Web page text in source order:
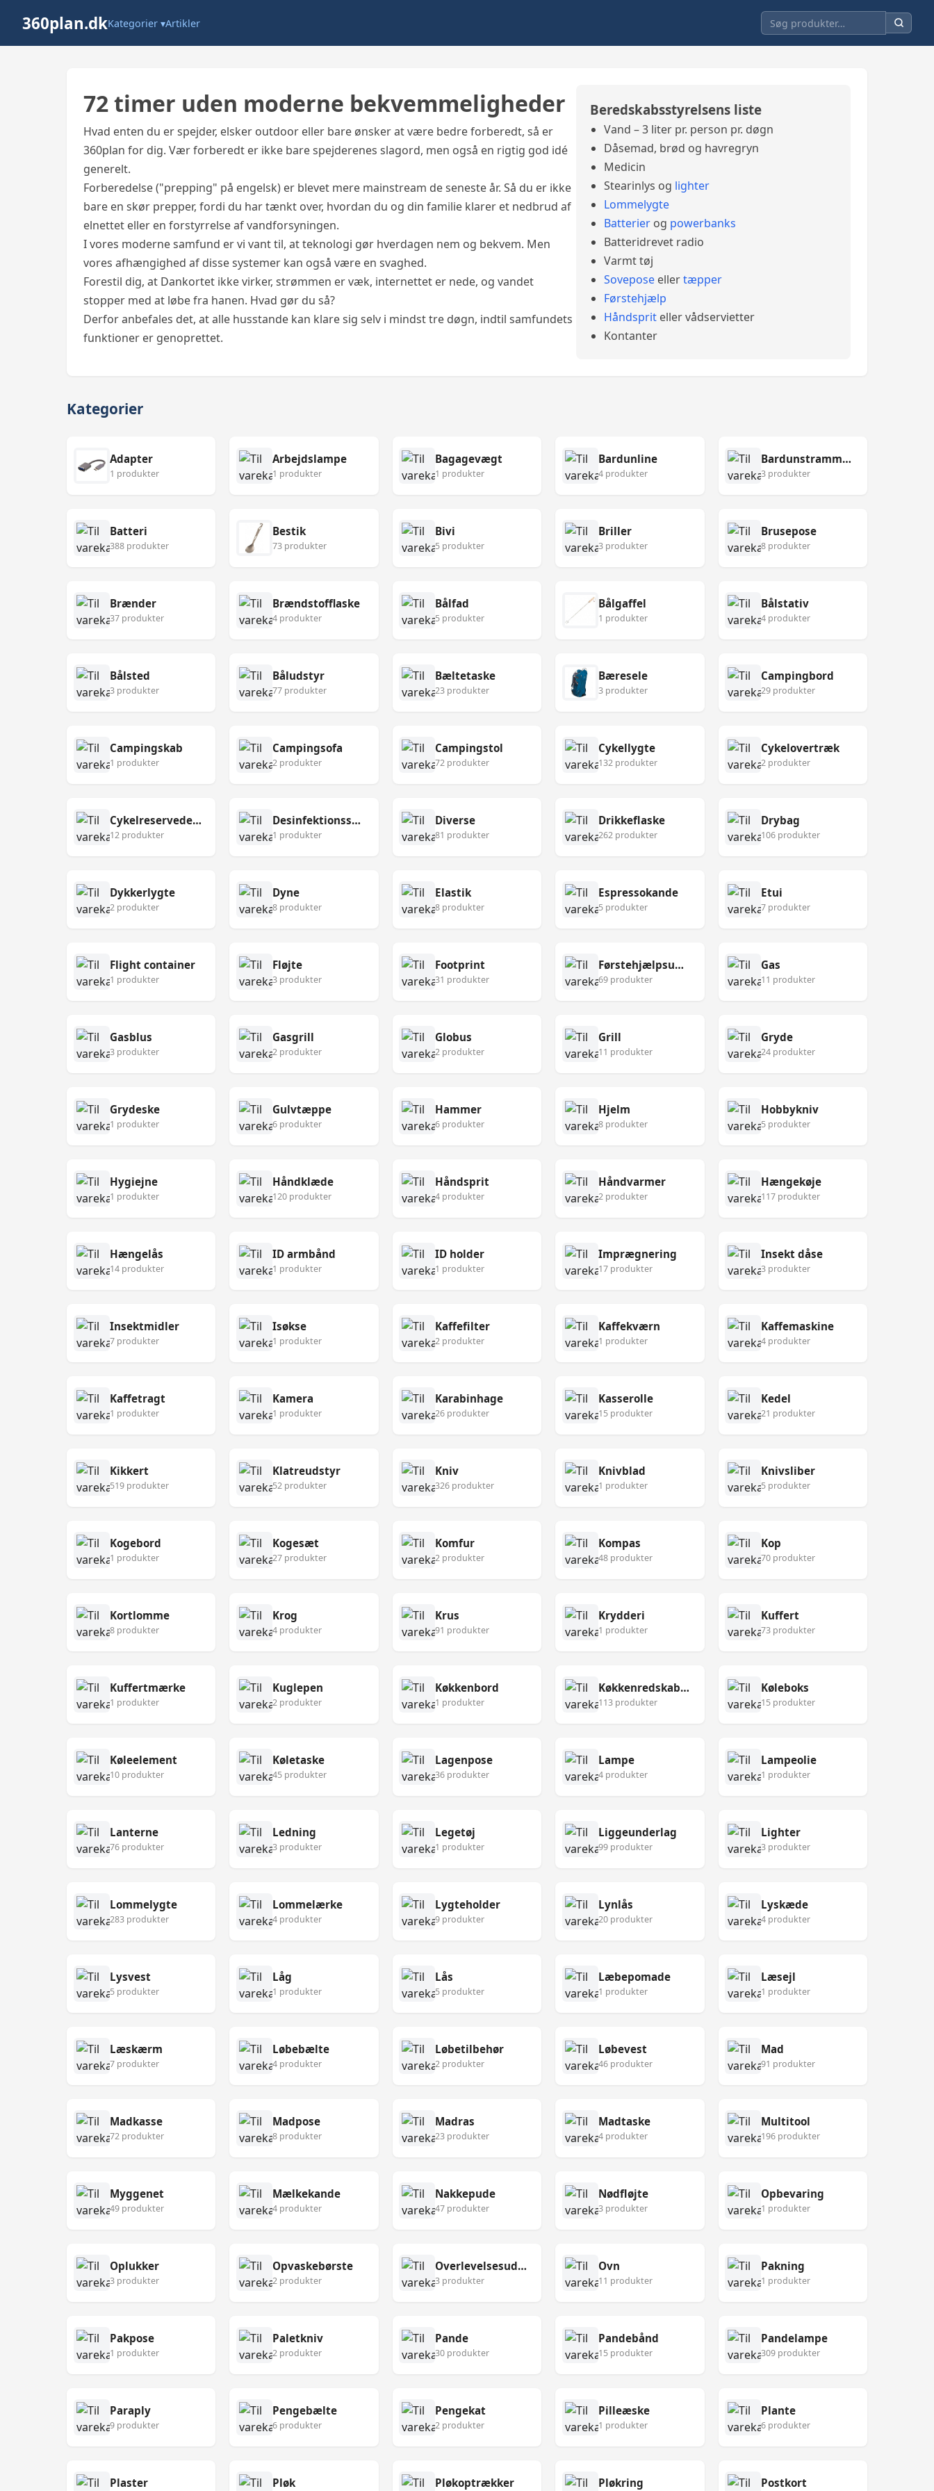
360plan.dkKategorier ▾Artikler
72 timer uden moderne bekvemmeligheder
Hvad enten du er spejder, elsker outdoor eller bare ønsker at være bedre forberedt, så er
360plan for dig. Vær forberedt er ikke bare spejderenes slagord, men også en rigtig god idé
generelt.
Forberedelse ("prepping" på engelsk) er blevet mere mainstream de seneste år. Så du er ikke
bare en skør prepper, fordi du har tænkt over, hvordan du og din familie klarer et nedbrud af
elnettet eller en forstyrrelse af vandforsyningen.
I vores moderne samfund er vi vant til, at teknologi gør hverdagen nem og bekvem. Men
vores afhængighed af disse systemer kan også være en svaghed.
Forestil dig, at Dankortet ikke virker, strømmen er væk, internettet er nede, og vandet
stopper med at løbe fra hanen. Hvad gør du så?
Derfor anbefales det, at alle husstande kan klare sig selv i mindst tre døgn, indtil samfundets
funktioner er genoprettet.
Beredskabsstyrelsens liste
Vand – 3 liter pr. person pr. døgn
Dåsemad, brød og havregryn
Medicin
Stearinlys og lighter
Lommelygte
Batterier og powerbanks
Batteridrevet radio
Varmt tøj
Sovepose ellertæpper
Førstehjælp
Håndsprit eller vådservietter
Kontanter
Kategorier
Adapter
1 produkter
Arbejdslampe
1 produkter
Bagagevægt
1 produkter
Bardunline
4 produkter
Bardunstrammer
3 produkter
Batteri
388 produkter
Bestik
73 produkter
Bivi
5 produkter
Briller
3 produkter
Brusepose
8 produkter
Brænder
37 produkter
Brændstofflaske
4 produkter
Bålfad
5 produkter
Bålgaffel
1 produkter
Bålstativ
4 produkter
Bålsted
3 produkter
Båludstyr
77 produkter
Bæltetaske
23 produkter
Bæresele
3 produkter
Campingbord
29 produkter
Campingskab
1 produkter
Campingsofa
2 produkter
Campingstol
72 produkter
Cykellygte
132 produkter
Cykelovertræk
2 produkter
Cykelreservedele
12 produkter
Desinfektionsservietter
1 produkter
Diverse
81 produkter
Drikkeflaske
262 produkter
Drybag
106 produkter
Dykkerlygte
2 produkter
Dyne
8 produkter
Elastik
8 produkter
Espressokande
5 produkter
Etui
7 produkter
Flight container
1 produkter
Fløjte
3 produkter
Footprint
31 produkter
Førstehjælpsudstyr
69 produkter
Gas
11 produkter
Gasblus
3 produkter
Gasgrill
2 produkter
Globus
2 produkter
Grill
11 produkter
Gryde
24 produkter
Grydeske
1 produkter
Gulvtæppe
6 produkter
Hammer
6 produkter
Hjelm
8 produkter
Hobbykniv
5 produkter
Hygiejne
1 produkter
Håndklæde
120 produkter
Håndsprit
4 produkter
Håndvarmer
2 produkter
Hængekøje
117 produkter
Hængelås
14 produkter
ID armbånd
1 produkter
ID holder
1 produkter
Imprægnering
17 produkter
Insekt dåse
3 produkter
Insektmidler
7 produkter
Isøkse
1 produkter
Kaffefilter
2 produkter
Kaffekværn
1 produkter
Kaffemaskine
4 produkter
Kaffetragt
1 produkter
Kamera
1 produkter
Karabinhage
26 produkter
Kasserolle
15 produkter
Kedel
21 produkter
Kikkert
519 produkter
Klatreudstyr
52 produkter
Kniv
326 produkter
Knivblad
1 produkter
Knivsliber
5 produkter
Kogebord
1 produkter
Kogesæt
27 produkter
Komfur
2 produkter
Kompas
48 produkter
Kop
70 produkter
Kortlomme
8 produkter
Krog
4 produkter
Krus
91 produkter
Krydderi
1 produkter
Kuffert
73 produkter
Kuffertmærke
1 produkter
Kuglepen
2 produkter
Køkkenbord
1 produkter
Køkkenredskaber
113 produkter
Køleboks
15 produkter
Køleelement
10 produkter
Køletaske
45 produkter
Lagenpose
36 produkter
Lampe
4 produkter
Lampeolie
1 produkter
Lanterne
76 produkter
Ledning
3 produkter
Legetøj
1 produkter
Liggeunderlag
99 produkter
Lighter
3 produkter
Lommelygte
283 produkter
Lommelærke
4 produkter
Lygteholder
9 produkter
Lynlås
20 produkter
Lyskæde
4 produkter
Lysvest
5 produkter
Låg
1 produkter
Lås
5 produkter
Læbepomade
1 produkter
Læsejl
1 produkter
Læskærm
7 produkter
Løbebælte
4 produkter
Løbetilbehør
2 produkter
Løbevest
46 produkter
Mad
91 produkter
Madkasse
72 produkter
Madpose
8 produkter
Madras
23 produkter
Madtaske
4 produkter
Multitool
196 produkter
Myggenet
49 produkter
Mælkekande
4 produkter
Nakkepude
47 produkter
Nødfløjte
3 produkter
Opbevaring
1 produkter
Oplukker
3 produkter
Opvaskebørste
2 produkter
Overlevelsesudstyr
3 produkter
Ovn
11 produkter
Pakning
1 produkter
Pakpose
1 produkter
Paletkniv
2 produkter
Pande
30 produkter
Pandebånd
15 produkter
Pandelampe
309 produkter
Paraply
9 produkter
Pengebælte
6 produkter
Pengekat
2 produkter
Pilleæske
1 produkter
Plante
6 produkter
Plaster Pløk Pløkoptrækker Pløkring Postkort